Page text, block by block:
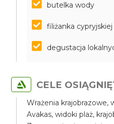
butelka wody
filiżanka
degustacja
CELE
Wrażenia krajobrazowe,
Avakas, widoki plaż,